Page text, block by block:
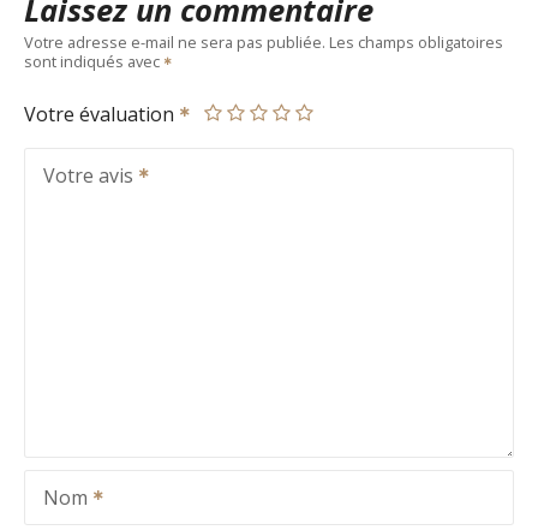
Laissez un commentaire
Votre adresse e-mail ne sera pas publiée. Les champs obligatoires
sont indiqués avec
Votre évaluation
Votre avis
Nom